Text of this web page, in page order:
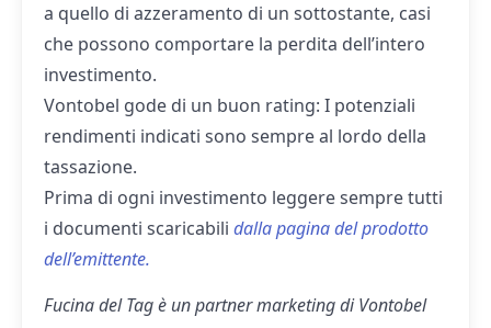
a quello di azzeramento di un sottostante, casi
che possono comportare la perdita dell’intero
investimento.
Vontobel gode di un buon rating: I potenziali
rendimenti indicati sono sempre al lordo della
tassazione.
Prima di ogni investimento leggere sempre tutti
i documenti scaricabili dalla pagina del prodotto
dell’emittente.
Fucina del Tag è un partner marketing di Vontobel